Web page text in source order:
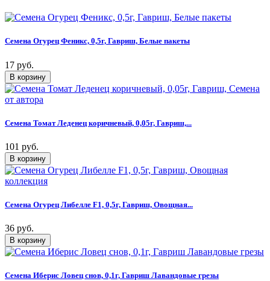
Семена Огурец Феникс, 0,5г, Гавриш, Белые пакеты
17 руб.
Семена Томат Леденец коричневый, 0,05г, Гавриш,...
101 руб.
Семена Огурец Либелле F1, 0,5г, Гавриш, Овощная...
36 руб.
Семена Иберис Ловец снов, 0,1г, Гавриш Лавандовые грезы